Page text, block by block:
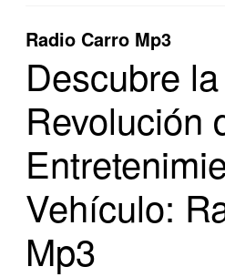
RIFLES DEPORTIVOS
SATELITALES
Radio Carro Mp3
Descubre la
Revolución
Vehículo:
Mp3